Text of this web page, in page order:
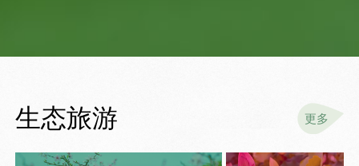
生态旅游 更多